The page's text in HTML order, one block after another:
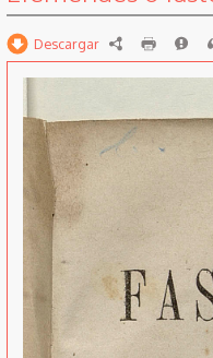
Descargar RDF imprimir